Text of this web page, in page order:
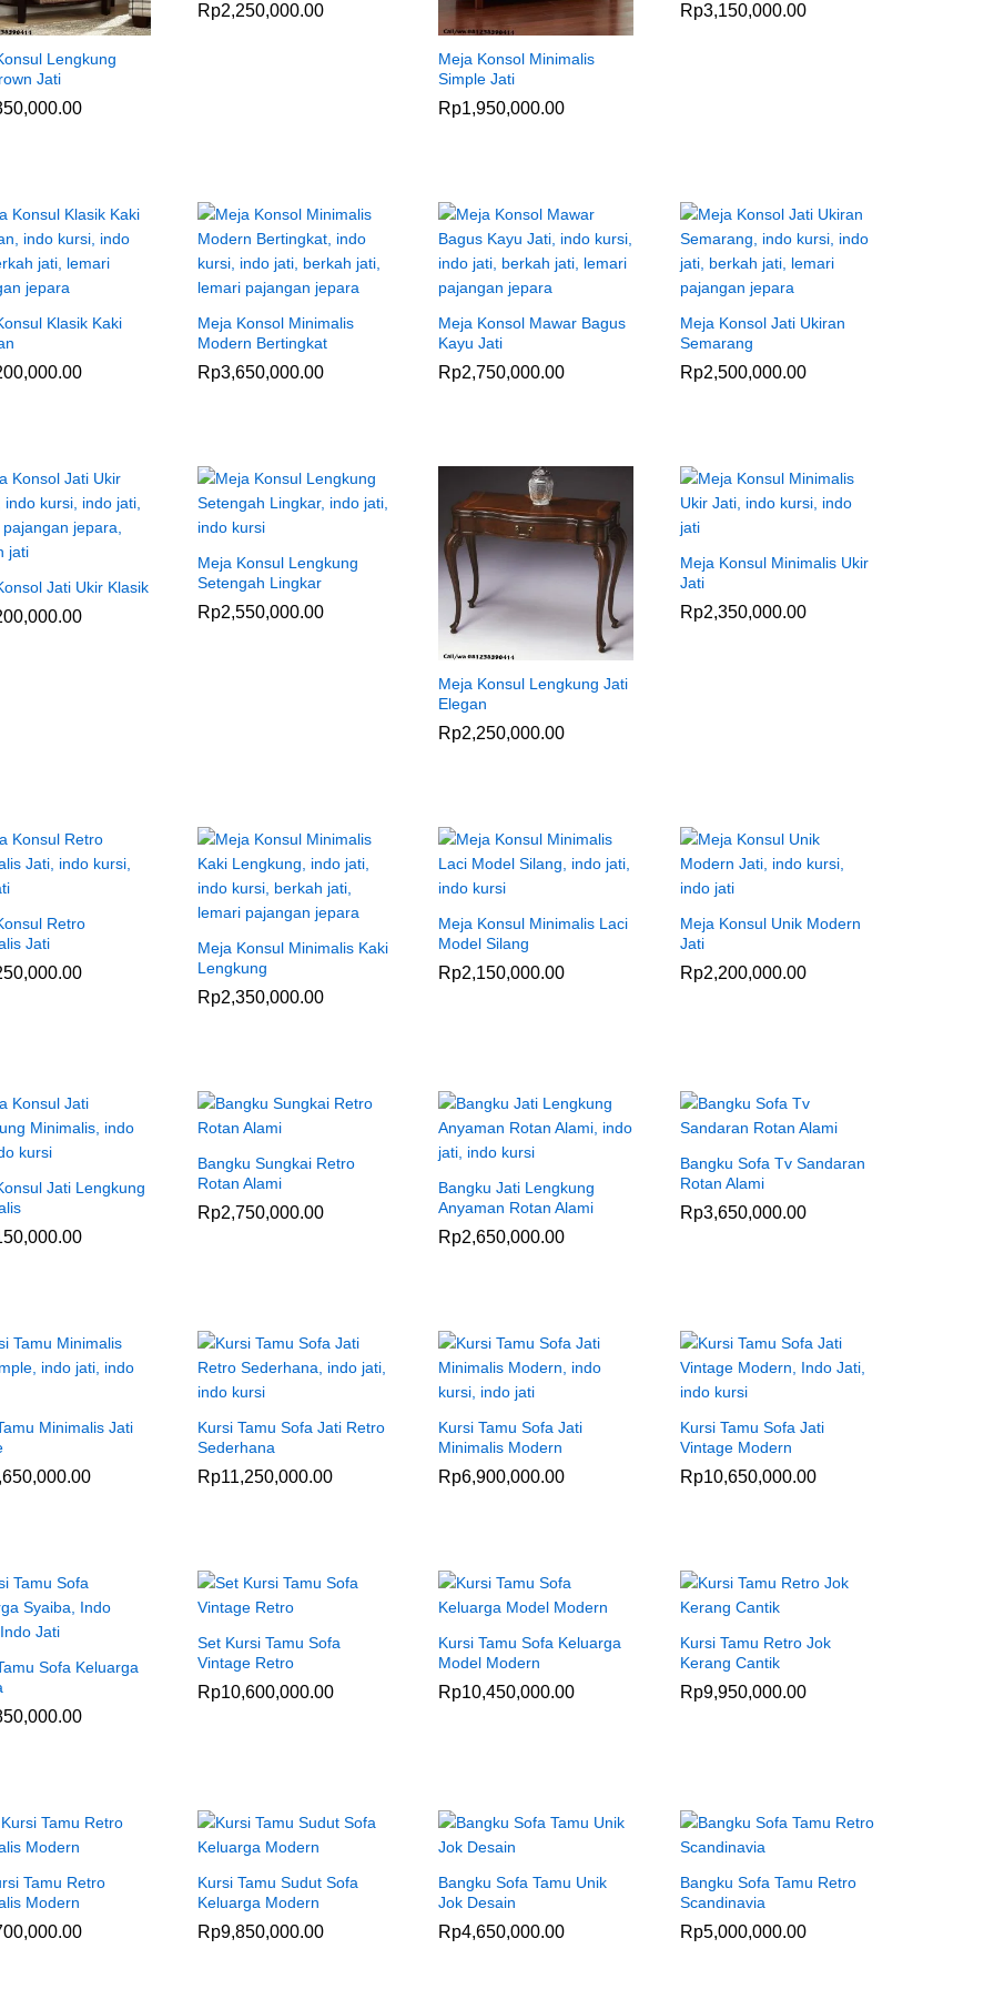
Lengkung
Jati
Rp2,250,000.00
Rp2,250,000.00
Meja Konsol Minimalis
Simple Jati
Rp1,950,000.00
Rp1,950,000.00
Rp3,150,000.00
Rp3,150,000.00
Klasik Kaki
Meja Konsol Minimalis
Modern Bertingkat
Rp3,650,000.00
Rp3,650,000.00
Meja Konsol Mawar Bagus
Kayu Jati
Rp2,750,000.00
Rp2,750,000.00
Meja Konsol Jati Ukiran
Semarang
Rp2,500,000.00
Rp2,500,000.00
Jati Ukir Klasik
Meja Konsul Lengkung
Setengah Lingkar
Rp2,550,000.00
Rp2,550,000.00
Meja Konsul Lengkung Jati
Elegan
Rp2,250,000.00
Rp2,250,000.00
Meja Konsul Minimalis Ukir
Jati
Rp2,350,000.00
Rp2,350,000.00
Retro
Jati
Meja Konsul Minimalis Kaki
Lengkung
Rp2,350,000.00
Rp2,350,000.00
Meja Konsul Minimalis Laci
Model Silang
Rp2,150,000.00
Rp2,150,000.00
Meja Konsul Unik Modern
Jati
Rp2,200,000.00
Rp2,200,000.00
Jati Lengkung
Bangku Sungkai Retro
Rotan Alami
Rp2,750,000.00
Rp2,750,000.00
Bangku Jati Lengkung
Anyaman Rotan Alami
Rp2,650,000.00
Rp2,650,000.00
Bangku Sofa Tv Sandaran
Rotan Alami
Rp3,650,000.00
Rp3,650,000.00
Minimalis Jati
Kursi Tamu Sofa Jati Retro
Sederhana
Rp11,250,000.00
Rp11,250,000.00
Kursi Tamu Sofa Jati
Minimalis Modern
Rp6,900,000.00
Rp6,900,000.00
Kursi Tamu Sofa Jati
Vintage Modern
Rp10,650,000.00
Rp10,650,000.00
Sofa Keluarga
Set Kursi Tamu Sofa
Vintage Retro
Rp10,600,000.00
Rp10,600,000.00
Kursi Tamu Sofa Keluarga
Model Modern
Rp10,450,000.00
Rp10,450,000.00
Kursi Tamu Retro Jok
Kerang Cantik
Rp9,950,000.00
Rp9,950,000.00
Tamu Retro
Modern
Kursi Tamu Sudut Sofa
Keluarga Modern
Rp9,850,000.00
Rp9,850,000.00
Bangku Sofa Tamu Unik
Jok Desain
Rp4,650,000.00
Rp4,650,000.00
Bangku Sofa Tamu Retro
Scandinavia
Rp5,000,000.00
Rp5,000,000.00